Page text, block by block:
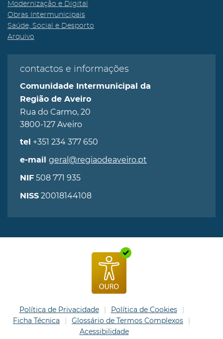
Modernização e Digital
Obras Intermunicipais
Saúde, Social e Desporto
Arquivo
contactos e informações
Comunidade Intermunicipal da
Região de Aveiro
Rua do Carmo, 20
3800-127 Aveiro
tel +351 234 377 650
e-mail geral@regiaodeaveiro.pt
NIF 508 771 935
NISS 20018144108
Política de Privacidade
Política de Cookies
Ficha Técnica
Glossário de Termos Complexos
Acessibilidade